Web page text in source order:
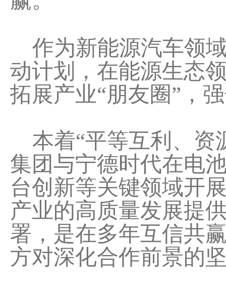
作为新能源汽车领
动计划，在能源生态
拓展产业“朋友圈”，
本着“平等互利、资
集团与宁德时代在电
台创新等关键领域开
产业的高质量发展提
署，是在多年互信共
方对深化合作前景的